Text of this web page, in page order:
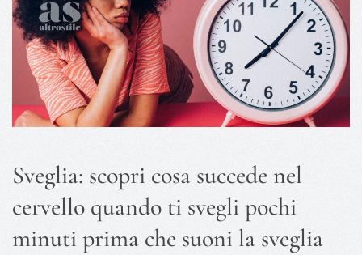
Sveglia: scopri cosa succede nel
cervello quando ti svegli pochi
minuti prima che suoni la sveglia